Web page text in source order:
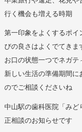
行く機会も増える時期
第一印象をよくするポイ
びの良さはよくでてきま
お口の状態一つでネガ
新しい生活の準備期間
のでご相談くださいね
中山駅の歯科医院「みど
正相談のお知らせです